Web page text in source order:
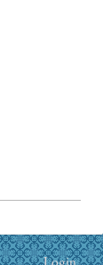
Login